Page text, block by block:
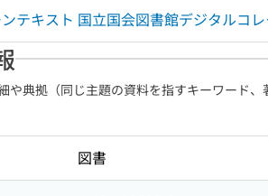
テキスト 国立国会図書館デジタルコ
や典拠（同じ主題の資料を指すキーワード、
図書